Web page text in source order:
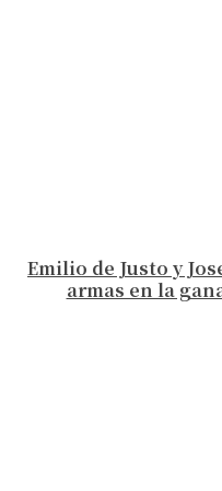
Emilio de Justo y
armas en la